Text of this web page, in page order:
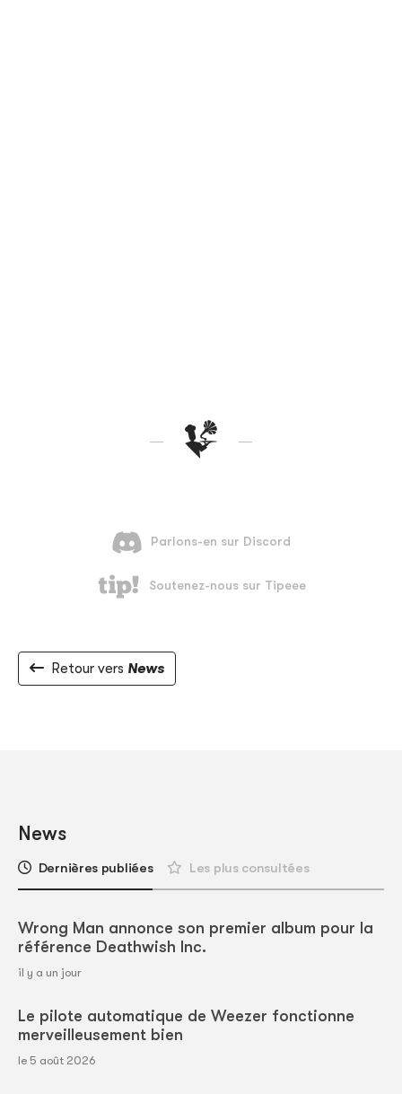
Retour vers News
News
Dernières publiées Les plus consultées
Wrong Man annonce son premier album pour la
référence Deathwish Inc.
il y a un jour
Le pilote automatique de Weezer fonctionne
merveilleusement bien
le 5 août 2026